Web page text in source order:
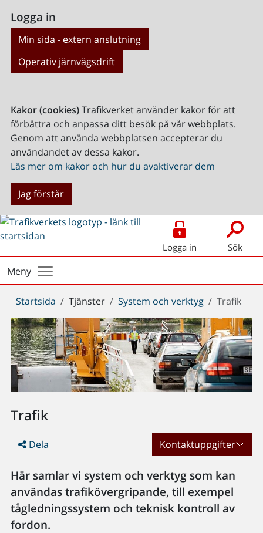
Logga in
Min sida - extern anslutning
Operativ järnvägsdrift
Kakor (cookies)Trafikverket använder kakor för att
förbättra och anpassa ditt besök på vår webbplats.
Genom att använda webbplatsen accepterar du
användandet av dessa kakor.
Läs mer om kakor och hur du avaktiverar dem
Jag förstår
Logga in Sök
Meny
Du
är
här:
Startsida Tjänster System och verktyg Trafik
Trafik
Dela Kontaktuppgifter
Här samlar vi system och verktyg som kan
användas trafikövergripande, till exempel
tågledningssystem och teknisk kontroll av
fordon.